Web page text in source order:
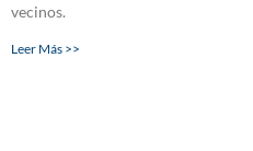
vecinos.
Leer Más >>